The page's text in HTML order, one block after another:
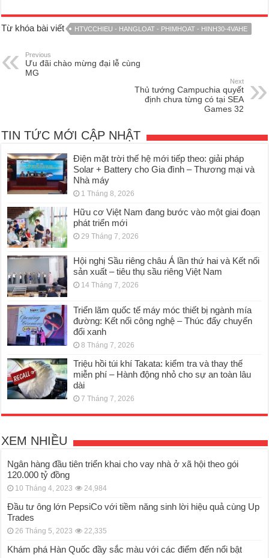
Từ khóa bài viết HTVCCHIEU - HANGLOAT - PHIMHOAT - HINH30-4VAHE
Previous
Ưu đãi chào mừng đại lễ cùng
MG
Next
Thủ tướng Campuchia quyết
định chưa từng có tại SEA
Games 32
TIN TỨC MỚI CẬP NHẬT
Điện mặt trời thế hệ mới tiếp theo: giải pháp
Solar + Battery cho Gia đình – Thương mại và
Nhà máy
1 Tháng 8, 2026
Hữu cơ Việt Nam đang bước vào một giai đoạn
phát triển mới
29 Tháng 7, 2026
Hội nghị Sầu riêng châu Á lần thứ hai và Kết nối
sản xuất – tiêu thụ sầu riêng Việt Nam
14 Tháng 7, 2026
Triển lãm quốc tế máy móc thiết bị ngành mía
đường: Kết nối công nghệ – Thúc đẩy chuyển
đổi xanh
8 Tháng 7, 2026
Triệu hồi túi khí Takata: kiểm tra và thay thế
miễn phí – Hành động nhỏ cho sự an toàn lâu
dài
7 Tháng 7, 2026
XEM NHIỀU
Ngân hàng đầu tiên triển khai cho vay nhà ở xã hội theo gói
120.000 tỷ đồng
10 Tháng 4, 2023 24,984
Đầu tư ông lớn PepsiCo với tiềm năng sinh lời hiệu quả cùng Up
Trades
26 Tháng 5, 2023 22,335
Khám phá Hàn Quốc đầy sắc màu với các điểm đến nổi bật